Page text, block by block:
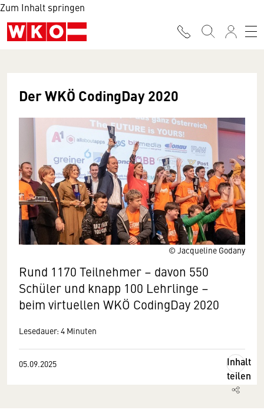
Zum Inhalt springen
© Jacqueline Godany
Der WKÖ CodingDay 2020
Rund 1170 Teilnehmer – davon 550
Schüler und knapp 100 Lehrlinge –
beim virtuellen WKÖ CodingDay 2020
Lesedauer: 4 Minuten
05.09.2025
Inhalt
teilen